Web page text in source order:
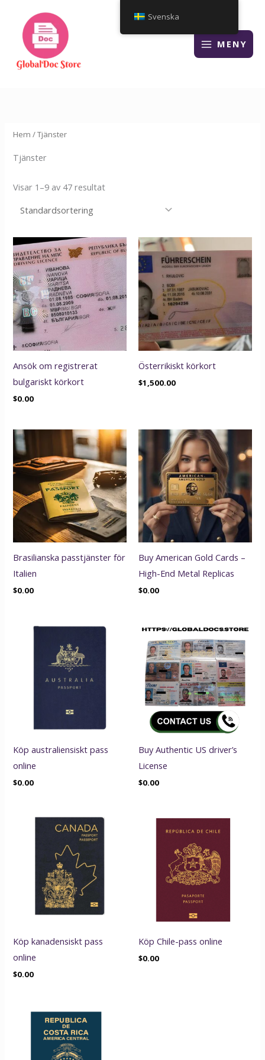
innehåll
MENY
Hem / Tjänster
Tjänster
Visar 1–9 av 47 resultat
Ansök om registrerat
bulgariskt körkort
$0.00
Österrikiskt körkort
$1,500.00
Brasilianska passtjänster för
Italien
$0.00
Buy American Gold Cards –
High-End Metal Replicas
$0.00
Köp australiensiskt pass
online
$0.00
Buy Authentic US driver’s
License
$0.00
Köp kanadensiskt pass
online
$0.00
Köp Chile-pass online
$0.00
Svenska